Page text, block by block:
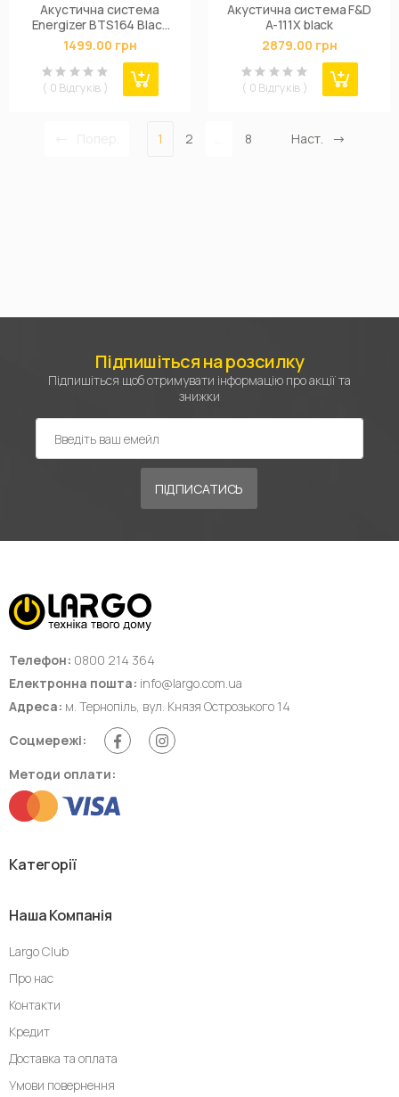
Акустична система
Energizer BTS164 Black
(BTS164)
1499.00 грн
( 0 Відгуків )
Акустична система F&D
A-111X black
2879.00 грн
( 0 Відгуків )
1 2 8 Наст.
Підпишіться на розсилку
Підпишіться щоб отримувати інформацію про акції та
знижки
ПІДПИСАТИСЬ
Телефон: 0800 214 364
Електронна пошта: info@largo.com.ua
Адреса: м. Тернопіль, вул. Князя Острозького 14
Соцмережі:
Методи оплати:
Категорії
Наша Компанія
Largo Club
Про нас
Контакти
Кредит
Доставка та оплата
Умови повернення